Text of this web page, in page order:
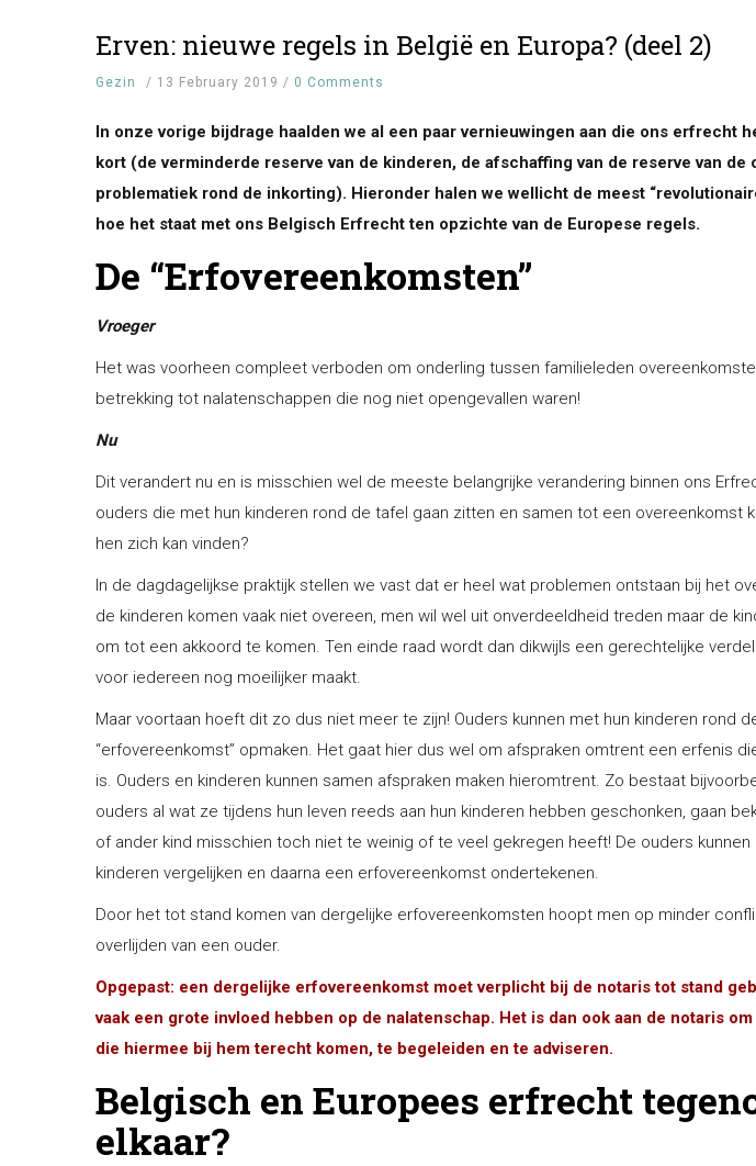
Erven: nieuwe regels in België en Europa? (deel 2)
Gezin / 13 February 2019 / 0 Comments
In onze vorige bijdrage haalden we al een paar vernieuwingen aan die ons erfrecht
kort (de verminderde reserve van de kinderen, de afschaffing van de reserve van de
problematiek rond de inkorting). Hieronder halen we wellicht de meest
hoe het staat met ons Belgisch Erfrecht ten opzichte van de Europese regels.
De “Erfovereenkomsten”
Vroeger
​Het was voorheen compleet verboden om onderling tussen familieleden
betrekking tot nalatenschappen die nog niet opengevallen waren!
Nu
Dit verandert nu en is misschien wel de meeste belangrijke verandering binnen ons
ouders die met hun kinderen rond de tafel gaan zitten en samen tot een overeenkomst
hen zich kan vinden?
In de dagdagelijkse praktijk stellen we vast dat er heel wat problemen ontstaan bij het
de kinderen komen vaak niet overeen, men wil wel uit onverdeeldheid treden maar de
om tot een akkoord te komen. Ten einde raad wordt dan dikwijls een gerechtelijke
voor iedereen nog moeilijker maakt.
Maar voortaan hoeft dit zo dus niet meer te zijn! Ouders kunnen met hun kinderen rond
“erfovereenkomst” opmaken. Het gaat hier dus wel om afspraken omtrent een erfenis
is. Ouders en kinderen kunnen samen afspraken maken hieromtrent. Zo bestaat
ouders al wat ze tijdens hun leven reeds aan hun kinderen hebben geschonken, gaan
of ander kind misschien toch niet te weinig of te veel gekregen heeft! De ouders kunnen
kinderen vergelijken en daarna een erfovereenkomst ondertekenen.
Door het tot stand komen van dergelijke erfovereenkomsten hoopt men op minder
overlijden van een ouder.
Opgepast: een dergelijke erfovereenkomst moet verplicht bij de notaris tot stand
vaak een grote invloed hebben op de nalatenschap. Het is dan ook aan de notaris
die hiermee bij hem terecht komen, te begeleiden en te adviseren.
Belgisch en Europees erfrecht
elkaar?